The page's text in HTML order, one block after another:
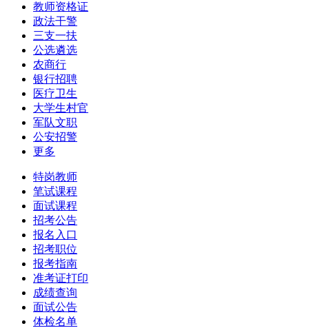
教师资格证
政法干警
三支一扶
公选遴选
农商行
银行招聘
医疗卫生
大学生村官
军队文职
公安招警
更多
特岗教师
笔试课程
面试课程
招考公告
报名入口
招考职位
报考指南
准考证打印
成绩查询
面试公告
体检名单